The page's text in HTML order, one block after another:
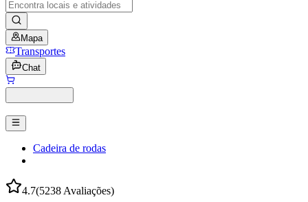
Mapa
Transportes
Chat
Cadeira de rodas
4.7(5238 Avaliações)